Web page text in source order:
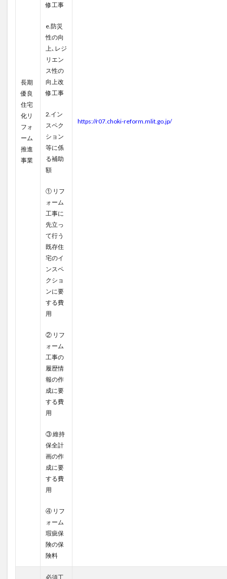
長期
優良
住宅
化リ
フォ
ーム
推進
事業
修工事
e.防災
性の向
上､レジ
リエン
ス性の
向上改
修工事
2.イン
スペク
ション
等に係
る補助
額
① リフ
ォーム
工事に
先立っ
て行う
既存住
宅のイ
ンスペ
クショ
ンに要
する費
用
② リフ
ォーム
工事の
履歴情
報の作
成に要
する費
用
③ 維持
保全計
画の作
成に要
する費
用
④ リフ
ォーム
瑕疵保
険の保
険料
https://r07.choki-reform.mlit.go.jp/
必須工